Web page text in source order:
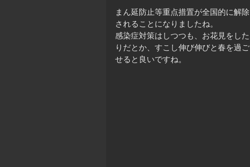
まん延防止等重点措置が全国的に解除
されることになりましたね。
感染症対策はしつつも、お花見をした
りだとか、すこし伸び伸びと春を過ご
せると良いですね。